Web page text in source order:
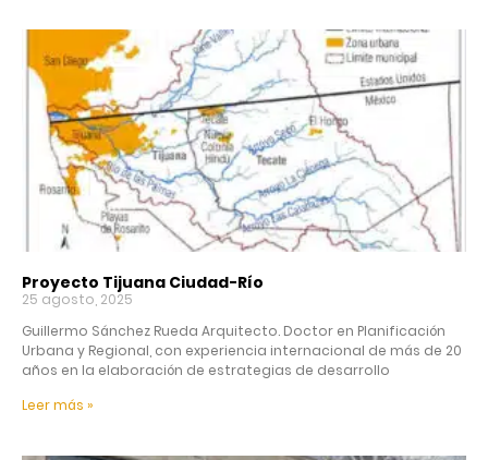
Proyecto Tijuana Ciudad-Río
25 agosto, 2025
Guillermo Sánchez Rueda Arquitecto. Doctor en Planificación
Urbana y Regional, con experiencia internacional de más de 20
años en la elaboración de estrategias de desarrollo
Leer más »